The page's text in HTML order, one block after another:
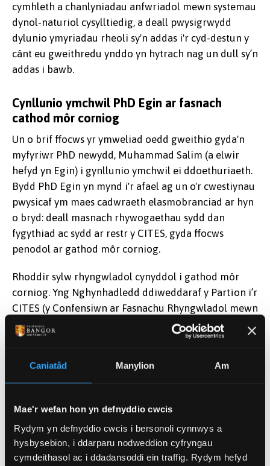
Caniatâd Manylion Am
Mae'r wefan hon yn defnyddio cwcis
Rydym yn defnyddio cwcis i bersonoli cynnwys a
hysbysebion, i ddarparu nodweddion cyfryngau
cymdeithasol ac i ddadansoddi ein traffig. Rydym hefyd
cymhleth a chanlyniadau anfwriadol mewn systemau
dynol-naturiol cysylltiedig, a deall pwysigrwydd
dylunio ymyriadau rheoli sy'n addas i'r cyd-destun y
cânt eu gweithredu ynddo yn hytrach nag un dull sy’n
addas i bawb.
Cynllunio ymchwil PhD Egin ar fasnach
cathod môr corniog
Un o brif ffocws yr ymweliad oedd gweithio gyda'n
myfyriwr PhD newydd, Muhammad Salim (a elwir
hefyd yn Egin) i gynllunio ymchwil ei ddoethuriaeth.
Bydd PhD Egin yn mynd i'r afael ag un o'r cwestiynau
pwysicaf ym maes cadwraeth elasmobranciad ar hyn
o bryd: deall masnach rhywogaethau sydd dan
fygythiad ac sydd ar restr y CITES, gyda ffocws
penodol ar gathod môr corniog.
Rhoddir sylw rhyngwladol cynyddol i gathod môr
corniog. Yng Nghynhadledd ddiweddaraf y Partïon i’r
CITES (y Confensiwn ar Fasnachu Rhyngwladol mewn
Rhywogaethau sydd mewn Perygl), cymeradwywyd
cynigion i
drosglwyddo pob cath fôr corniog i
ryngwladol. Mae deall sut y gallai'r newidiadau
rheoleiddiol hyn ddatblygu'n ymarferol, a'r ffordd
boblogaethau cathod môr corniog a'r cymunedau
pysgota sy'n eu dal, yn hanfodol (am ragor o
wybodaeth gefndirol ynglŷn â pham mae hyn yn